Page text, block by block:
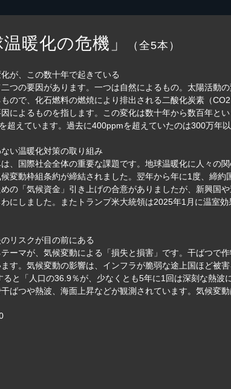
暖化の危機」 （全5本）
が、この数十年で起きている
つの要因があります。一つは自然によるもの。太陽活動
ので、化石燃料の燃焼により排出される二酸化炭素（
によるものを指します。この変化は数十年から数百年と
超えています。過去に400ppmを超えていたのは300万年
い温暖化対策の取り組み
、国際社会全体の重要な課題です。地球温暖化に人々の
変動枠組条約が締結されました。翌年から年に1度、締
の「気候資金」引き上げの合意がありましたが、新興国
にしました。またトランプ米大統領は2025年1月に温室
リスクが目の前にある
ーマが、気候変動による「損失と損害」です。干ばつで
す。気候変動の影響は、インフラが脆弱な途上国ほど被
と「人口の36.9％が、少なくとも5年に1回は深刻な熱
ばつや熱波、海面上昇などが観測されています。気候変